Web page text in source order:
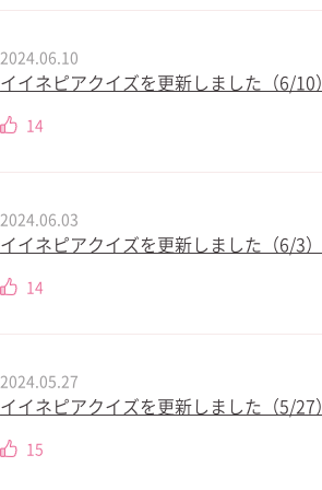
2024.06.10
イイネピアクイズを更新しました（6/10）
14
2024.06.03
イイネピアクイズを更新しました（6/3）
14
2024.05.27
イイネピアクイズを更新しました（5/27）
15